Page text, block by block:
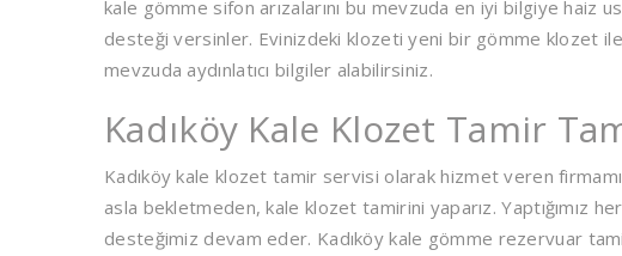
kale gömme sifon arızalarını bu mevzuda en iyi bilgiye haiz
desteği versinler. Evinizdeki klozeti yeni bir gömme klozet
mevzuda aydınlatıcı bilgiler alabilirsiniz.
Kadıköy Kale Klozet Tamir
Kadıköy kale klozet tamir servisi olarak hizmet veren
asla bekletmeden, kale klozet tamirini yaparız. Yaptığımız
desteğimiz devam eder. Kadıköy kale gömme rezervuar